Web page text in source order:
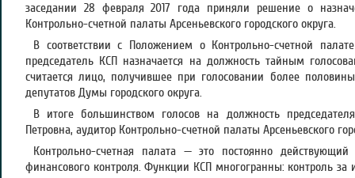
заседании 28 февраля 2017 года приняли решение о
Контрольно-счетной палаты Арсеньевского городского округа.
В соответствии с Положением о Контрольно-счетной палате
председатель КСП назначается на должность тайным
считается лицо, получившее при голосовании более
депутатов Думы городского округа.
В итоге большинством голосов на должность
Петровна, аудитор Контрольно-счетной палаты Арсеньевского
Контрольно-счетная палата — это постоянно
финансового контроля. Функции КСП многогранны: контроль за